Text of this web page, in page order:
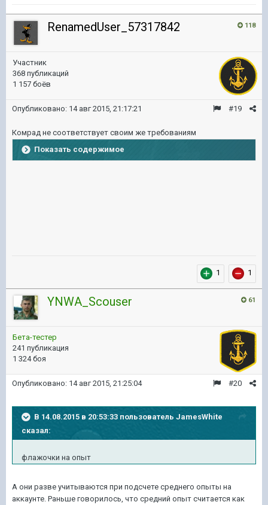
118
RenamedUser_57317842
Участник
368 публикаций
1 157 боёв
#19
Опубликовано: 14 авг 2015, 21:17:21
Комрад не соответствует своим же требованиям
Показать содержимое
1 1
61
YNWA_Scouser
Бета-тестер
241 публикация
1 324 боя
#20
Опубликовано: 14 авг 2015, 21:25:04
В 14.08.2015 в 20:53:33 пользователь JamesWhite
сказал:
флажочки на опыт
А они разве учитываются при подсчете среднего опыты на
аккаунте. Раньше говорилось, что средний опыт считается как